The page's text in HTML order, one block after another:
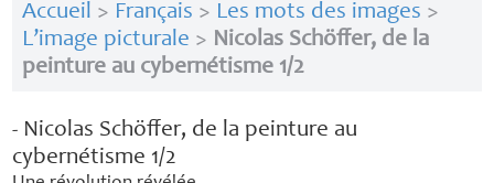
Accueil > Français > Les mots des images >
L’image picturale > Nicolas Schöffer, de la
peinture au cybernétisme 1/2
- Nicolas Schöffer, de la peinture au
cybernétisme 1/2